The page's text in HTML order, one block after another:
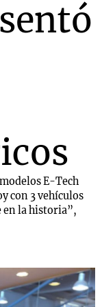
E-Tech
con 3 vehículos
en la historia”,